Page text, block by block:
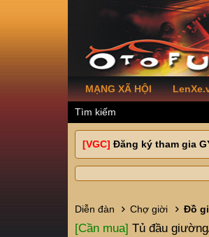
MẠNG XÃ HỘI
Tìm kiếm
[VGC] Đăng ký tham gia
Diễn đàn Chợ giời Đồ
[Cần mua] Tủ đầu